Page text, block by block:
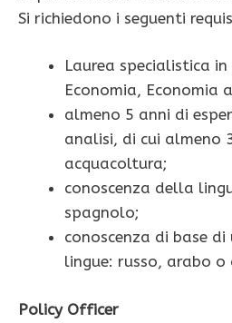
Si richiedono i seguenti
Laurea specialistica
Economia, Economia
almeno 5 anni di
analisi, di cui almeno
acquacoltura;
conoscenza della
spagnolo;
conoscenza di base
lingue: russo, arabo o
Policy Officer